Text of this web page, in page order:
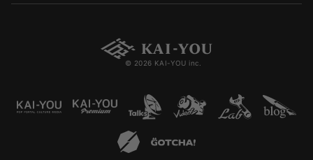
© 2026 KAI-YOU inc.